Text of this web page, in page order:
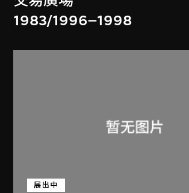
1983/1996–1998
展出中